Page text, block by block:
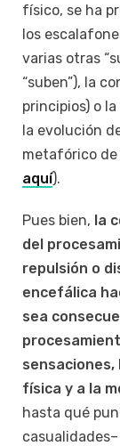
físico, se ha
los
varias otras
“suben”), la
principios) o
la evolución
metafórico de
aquí).
Pues bien, la
del
repulsión o
encefálica
sea
física y a la
hasta qué